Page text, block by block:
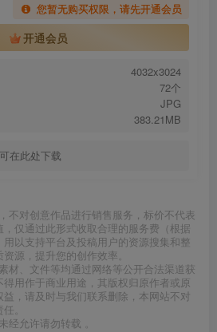
您暂无购买权限，请先开通会员
开通会员
4032x3024
72个
JPG
383.21MB
在此处下载
不对创意作品进行销售服务，标价不代表
仅通过此形式收取合理的服务费（根据
以支持平台及投稿用户的资源搜集和整
源，提升您的创作效率。
材、文件等均通过网络等公开合法渠道获
用作于商业用途，其版权归原作者或原
，请及时与我们联系删除，本网站不对
。
经允许请勿转载 。